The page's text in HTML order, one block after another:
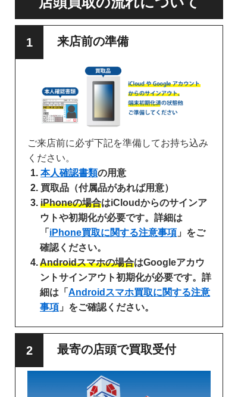
来店前の準備
ご来店前に必ず下記を準備してお持ち込み
ください。
本人確認書類の用意
買取品（付属品があれば用意）
iPhoneの場合はiCloudからのサインア
ウトや初期化が必要です。詳細は
「 iPhone買取に関する注意事項 」をご
確認ください。
Androidスマホの場合はGoogleアカウ
ントサインアウト初期化が必要です。詳
細は「 Androidスマホ買取に関する注意
事項 」をご確認ください。
最寄の店頭で買取受付